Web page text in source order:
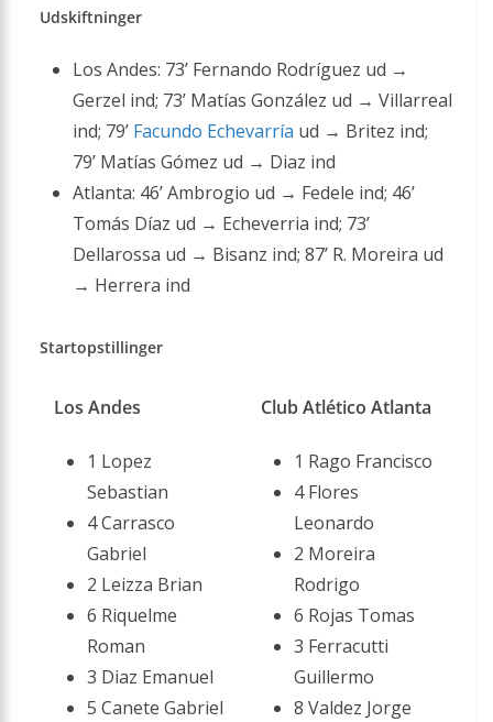
Udskiftninger
Los Andes: 73’ Fernando Rodríguez ud →
Gerzel ind; 73’ Matías González ud → Villarreal
ind; 79’ Facundo Echevarría ud → Britez ind;
79’ Matías Gómez ud → Diaz ind
Atlanta: 46’ Ambrogio ud → Fedele ind; 46’
Tomás Díaz ud → Echeverria ind; 73’
Dellarossa ud → Bisanz ind; 87’ R. Moreira ud
→ Herrera ind
Startopstillinger
Los Andes
1 Lopez
Sebastian
4 Carrasco
Gabriel
2 Leizza Brian
6 Riquelme
Roman
3 Diaz Emanuel
5 Canete Gabriel
Club Atlético Atlanta
1 Rago Francisco
4 Flores
Leonardo
2 Moreira
Rodrigo
6 Rojas Tomas
3 Ferracutti
Guillermo
8 Valdez Jorge